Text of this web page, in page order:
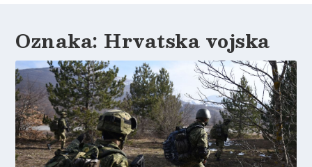
Oznaka: Hrvatska vojska